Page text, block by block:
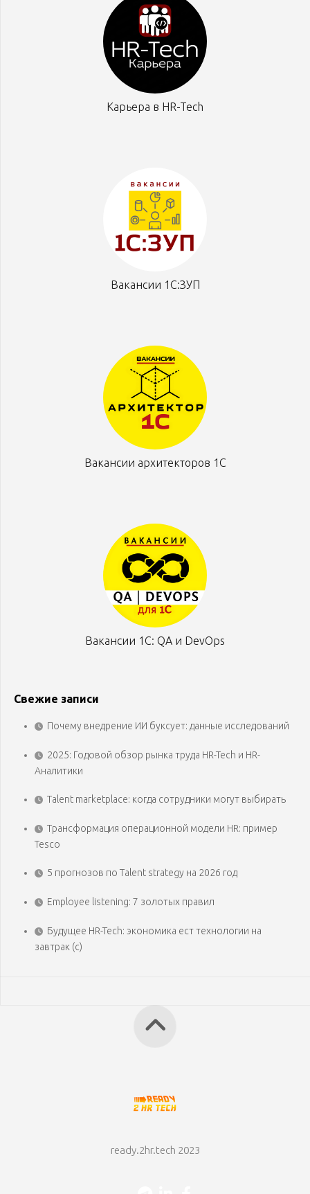
Карьера в HR-Tech
Вакансии 1С:ЗУП
Вакансии архитекторов 1С
Вакансии 1С: QA и DevOps
Свежие записи
Почему внедрение ИИ буксует: данные исследований
2025: Годовой обзор рынка труда HR-Tech и HR-
Аналитики
Talent marketplace: когда сотрудники могут выбирать
Трансформация операционной модели HR: пример
Tesco
5 прогнозов по Talent strategy на 2026 год
Employee listening: 7 золотых правил
Будущее HR-Tech: экономика ест технологии на
завтрак (с)
ready.2hr.tech 2023